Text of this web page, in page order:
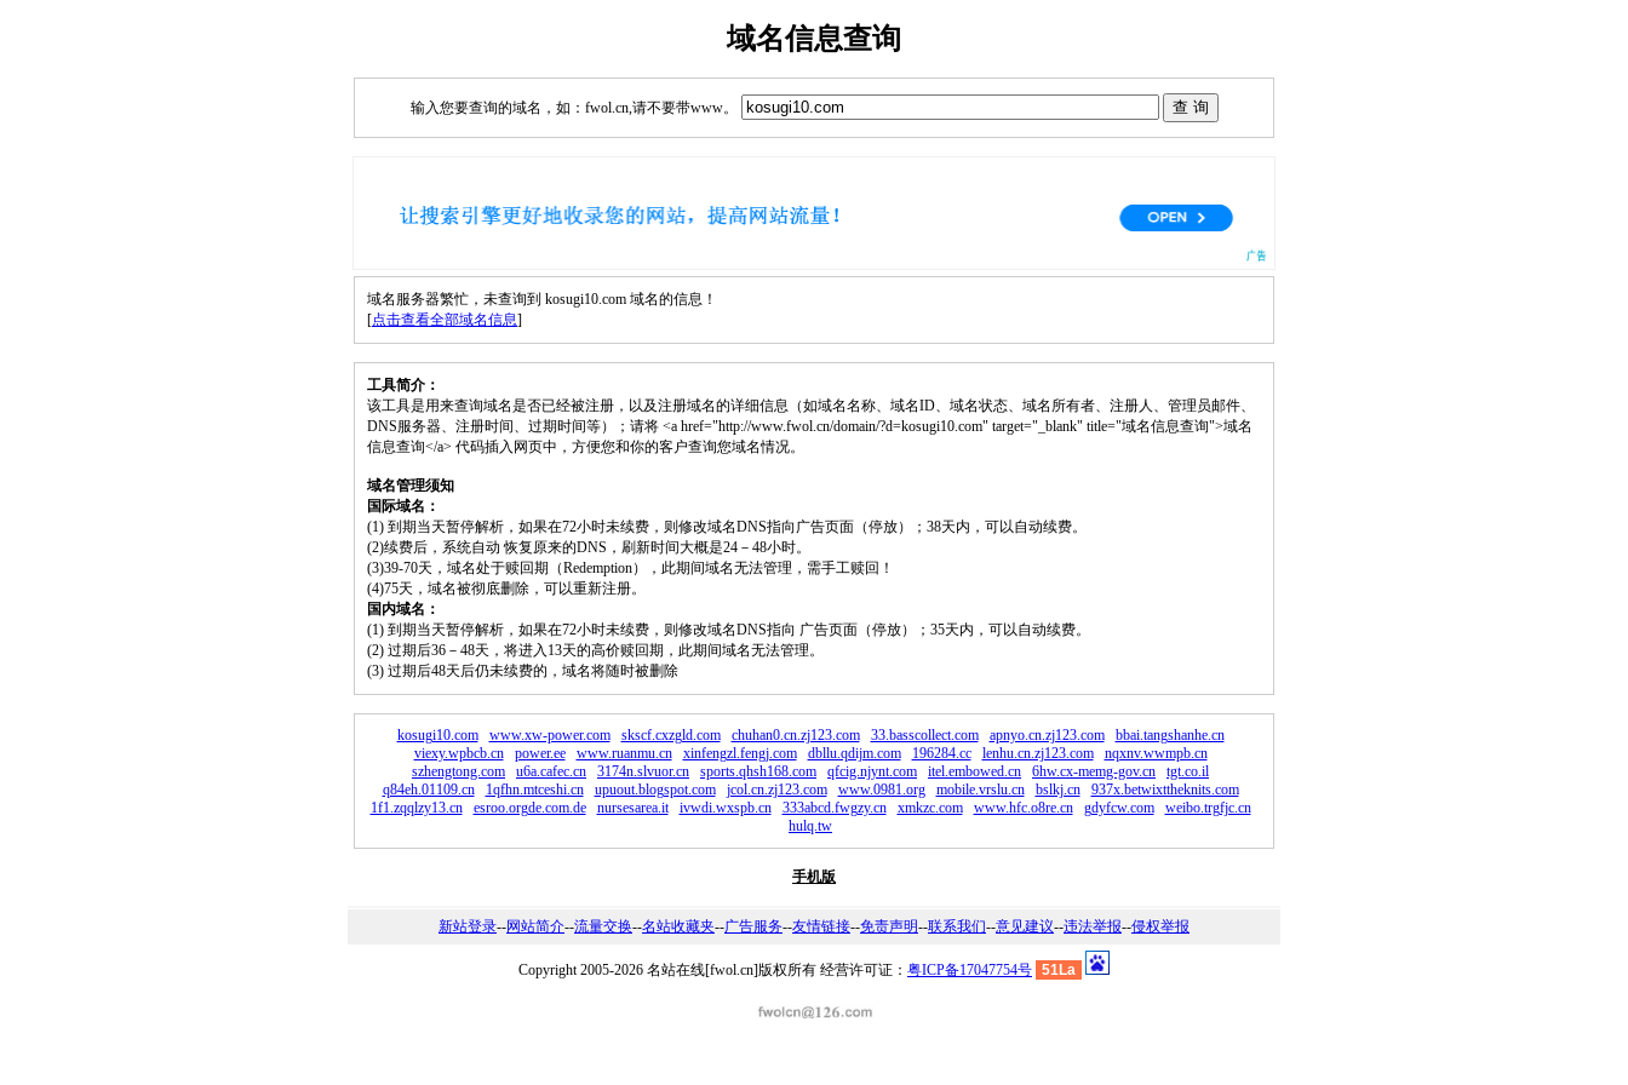
域名信息查询
输入您要查询的域名，如：fwol.cn,请不要带www。
域名服务器繁忙，未查询到 kosugi10.com 域名的信息！
[点击查看全部域名信息]
工具简介：
该工具是用来查询域名是否已经被注册，以及注册域名的详细信息（如域名名称、域名ID、域名状态、域名所有者、注册人、管理员邮件、
DNS服务器、注册时间、过期时间等）；请将 <a href="http://www.fwol.cn/domain/?d=kosugi10.com" target="_blank" title="域名信息查询">域名
信息查询</a> 代码插入网页中，方便您和你的客户查询您域名情况。
域名管理须知
国际域名：
(1) 到期当天暂停解析，如果在72小时未续费，则修改域名DNS指向广告页面（停放）；38天内，可以自动续费。
(2)续费后，系统自动 恢复原来的DNS，刷新时间大概是24－48小时。
(3)39-70天，域名处于赎回期（Redemption），此期间域名无法管理，需手工赎回！
(4)75天，域名被彻底删除，可以重新注册。
国内域名：
(1) 到期当天暂停解析，如果在72小时未续费，则修改域名DNS指向 广告页面（停放）；35天内，可以自动续费。
(2) 过期后36－48天，将进入13天的高价赎回期，此期间域名无法管理。
(3) 过期后48天后仍未续费的，域名将随时被删除
kosugi10.com www.xw-power.com skscf.cxzgld.com chuhan0.cn.zj123.com 33.basscollect.com apnyo.cn.zj123.com
bbai.tangshanhe.cn
viexy.wpbcb.cn
power.ee www.ruanmu.cn xinfengzl.fengj.com dbllu.qdijm.com 196284.cc lenhu.cn.zj123.com
nqxnv.wwmpb.cn
szhengtong.com
u6a.cafec.cn 3174n.slvuor.cn sports.qhsh168.com qfcig.njynt.com itel.embowed.cn 6hw.cx-memg-gov.cn
tgt.co.il
q84eh.01109.cn
1qfhn.mtceshi.cn upuout.blogspot.com jcol.cn.zj123.com www.0981.org mobile.vrslu.cn bslkj.cn
937x.betwixttheknits.com
1f1.zqqlzy13.cn
esroo.orgde.com.de nursesarea.it ivwdi.wxspb.cn 333abcd.fwgzy.cn xmkzc.com www.hfc.o8re.cn gdyfcw.com
weibo.trgfjc.cn
hulq.tw
手机版
新站登录--网站简介--流量交换--名站收藏夹--广告服务--友情链接--免责声明--联系我们--意见建议--违法举报--侵权举报
Copyright 2005-2026 名站在线[fwol.cn]版权所有 经营许可证： 粤ICP备17047754号 51La